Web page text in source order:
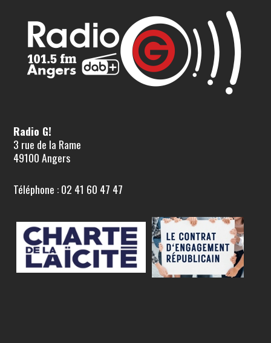
Radio G!
3 rue de la Rame
49100 Angers
Téléphone : 02 41 60 47 47